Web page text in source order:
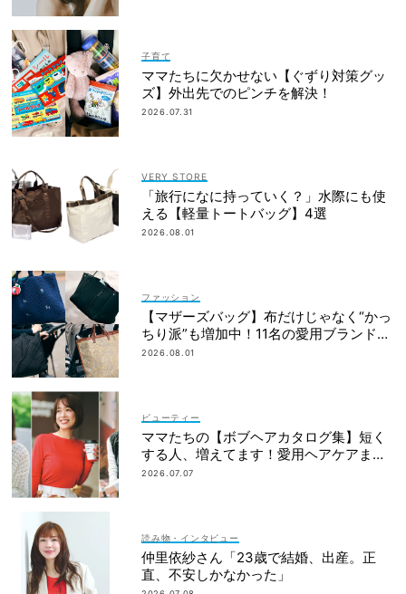
子育て
ママたちに欠かせない【ぐずり対策グッ
ズ】外出先でのピンチを解決！
2026.07.31
VERY STORE
「旅行になに持っていく？」水際にも使
える【軽量トートバッグ】4選
2026.08.01
ファッション
【マザーズバッグ】布だけじゃなく“かっ
ちり派”も増加中！11名の愛用ブランド
は？
2026.08.01
ビューティー
ママたちの【ボブヘアカタログ集】短く
する人、増えてます！愛用ヘアケアまで
全部見せ
2026.07.07
読み物・インタビュー
仲里依紗さん「23歳で結婚、出産。正
直、不安しかなかった」